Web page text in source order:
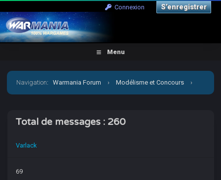
Connexion S’enregistrer
Menu
Navigation:Warmania Forum › Modélisme et Concours ›
Total de messages : 260
Varlack
69